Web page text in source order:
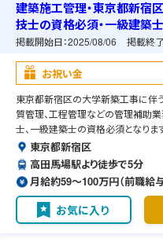
建築施工管理・東京都新宿
技士の資格必須・一級建築
掲載開始日：2025/08/06 掲載終
お祝い金
東京都新宿区の大学新築工事に伴
質管理、工程管理などの管理補助
士、一級建築士の資格必須となります
東京都新宿区
高田馬場駅より徒歩で5分
月給約59〜100万円（前職給
お気に入り